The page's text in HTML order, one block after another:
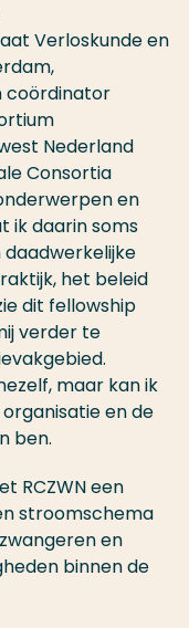
Verloskunde en
coördinator
Nederland
Consortia
en
ik daarin soms
daadwerkelijke
het beleid
dit fellowship
verder te
maar kan ik
en de
ben.
RCZWN een
stroomschema
en
binnen de